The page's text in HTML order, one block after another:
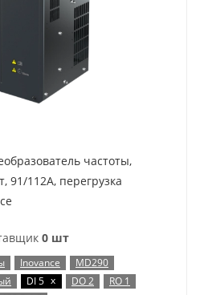
91/112А, перегрузка
0 шт
Inovance
MD290
DI 5 x DO 2
RO 1